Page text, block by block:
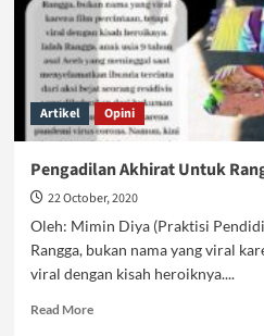
Artikel Opini
Pengadilan Akhirat Untuk
22 October, 2020
Oleh: Mimin Diya (Praktisi
Rangga, bukan nama yang viral
viral dengan kisah heroiknya....
Read MoreRead